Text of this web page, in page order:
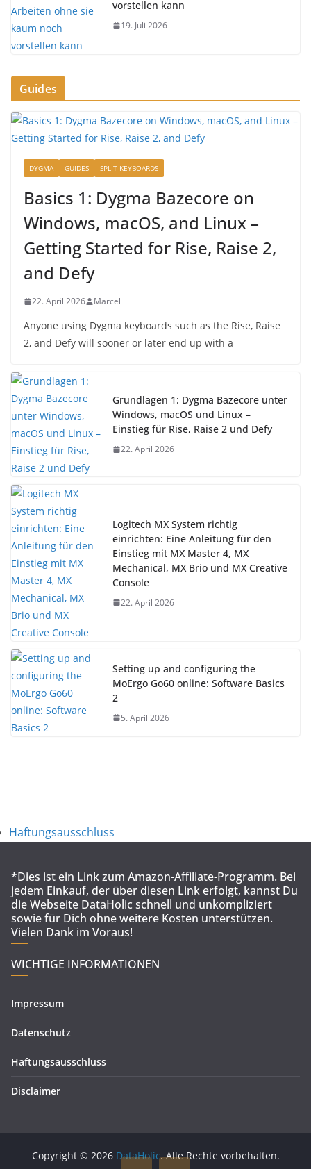
vorstellen kann
19. Juli 2026
Guides
DYGMA GUIDES SPLIT KEYBOARDS
Basics 1: Dygma Bazecore on
Windows, macOS, and Linux –
Getting Started for Rise, Raise 2,
and Defy
22. April 2026 Marcel
Anyone using Dygma keyboards such as the Rise, Raise
2, and Defy will sooner or later end up with a
Grundlagen 1: Dygma Bazecore unter
Windows, macOS und Linux –
Einstieg für Rise, Raise 2 und Defy
22. April 2026
Logitech MX System richtig
einrichten: Eine Anleitung für den
Einstieg mit MX Master 4, MX
Mechanical, MX Brio und MX Creative
Console
22. April 2026
Setting up and configuring the
MoErgo Go60 online: Software Basics
2
5. April 2026
Haftungsausschluss
*Dies ist ein Link zum Amazon-Affiliate-Programm. Bei
jedem Einkauf, der über diesen Link erfolgt, kannst Du
die Webseite DataHolic schnell und unkompliziert
sowie für Dich ohne weitere Kosten unterstützen.
Vielen Dank im Voraus!
WICHTIGE INFORMATIONEN
Impressum
Datenschutz
Haftungsausschluss
Disclaimer
Copyright © 2026 DataHolic. Alle Rechte vorbehalten.